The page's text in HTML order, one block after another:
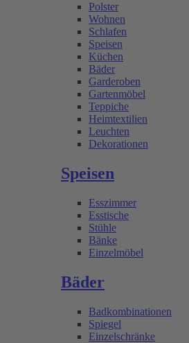
Polster
Wohnen
Schlafen
Speisen
Küchen
Bäder
Garderoben
Gartenmöbel
Teppiche
Heimtextilien
Leuchten
Dekorationen
Speisen
Esszimmer
Esstische
Stühle
Bänke
Einzelmöbel
Bäder
Badkombinationen
Spiegel
Einzelschränke